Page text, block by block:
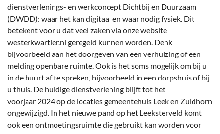
dienstverlenings- en werkconcept Dichtbij en Duurzaam
(DWDD): waar het kan digitaal en waar nodig fysiek. Dit
betekent voor u dat veel zaken via onze website
westerkwartier.nl geregeld kunnen worden. Denk
bijvoorbeeld aan het doorgeven van een verhuizing of een
melding openbare ruimte. Ook is het soms mogelijk om bij u
in de buurt af te spreken, bijvoorbeeld in een dorpshuis of bij
u thuis. De huidige dienstverlening blijft tot het
voorjaar 2024 op de locaties gemeentehuis Leek en Zuidhorn
ongewijzigd. In het nieuwe pand op het Leeksterveld komt
ook een ontmoetingsruimte die gebruikt kan worden voor